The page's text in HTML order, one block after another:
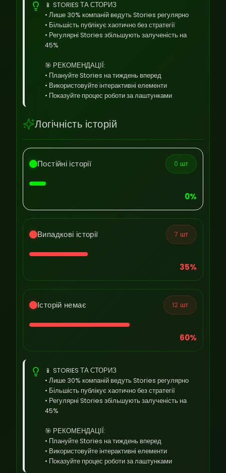
📱 STORIES ТА СТОРИЗ
• Лише 30% компаній ведуть Stories регулярно
• Більшість публікує хаотично без стратегії
• Регулярні Stories збільшують залученість на
45%
🎯 РЕКОМЕНДАЦІЇ:
• Плануйте Stories на тиждень вперед
• Використовуйте інтерактивні елементи
• Показуйте процес роботи за лаштунками
Логічність історій
Постійні історії 0 шт
0%
Випадкові історії 7 шт
35%
Історій немає 12 шт
60%
📱 STORIES ТА СТОРИЗ
• Лише 30% компаній ведуть Stories регулярно
• Більшість публікує хаотично без стратегії
• Регулярні Stories збільшують залученість на
45%
🎯 РЕКОМЕНДАЦІЇ:
• Плануйте Stories на тиждень вперед
• Використовуйте інтерактивні елементи
• Показуйте процес роботи за лаштунками